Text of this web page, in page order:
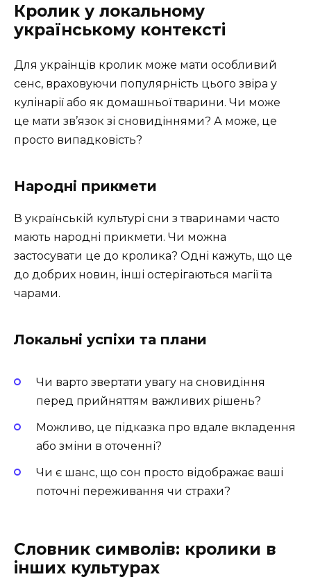
Кролик у локальному
українському контексті
Для українців кролик може мати особливий
сенс, враховуючи популярність цього звіра у
кулінарії або як домашньої тварини. Чи може
це мати зв’язок зі сновидіннями? А може, це
просто випадковість?
Народні прикмети
В українській культурі сни з тваринами часто
мають народні прикмети. Чи можна
застосувати це до кролика? Одні кажуть, що це
до добрих новин, інші остерігаються магії та
чарами.
Локальні успіхи та плани
Чи варто звертати увагу на сновидіння
перед прийняттям важливих рішень?
Можливо, це підказка про вдале вкладення
або зміни в оточенні?
Чи є шанс, що сон просто відображає ваші
поточні переживання чи страхи?
Словник символів: кролики в
інших культурах